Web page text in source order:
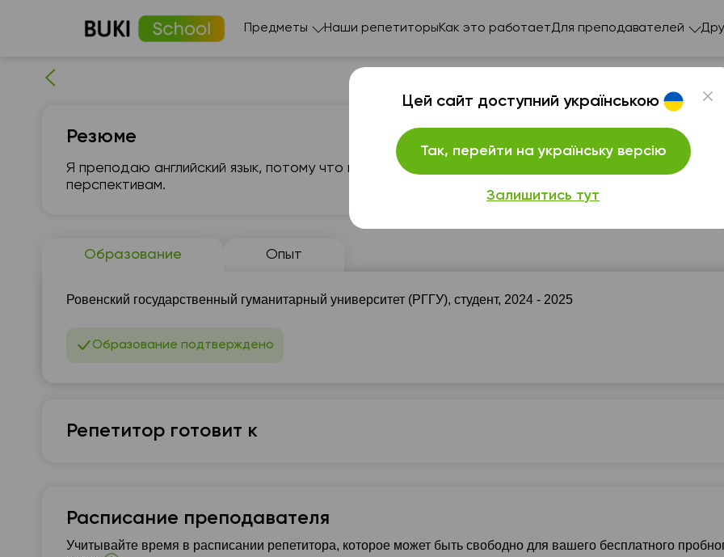
Предметы Наши репетиторыКак это работаетДля преподавателей
Резюме
Я преподаю английский язык, потому что верю, что язык является ключом к новым возможностям
перспективам.
Образование Опыт
Ровенский государственный гуманитарный университет (РГГУ), студент, 2024 - 2025
Образование подтверждено
Репетитор готовит к
Расписание преподавателя
Учитывайте время в расписании репетитора, которое может быть свободно для вашего бесплатного
вс
пн
вт
ср
свободных
свободных
свободных
Цей сайт доступний українською
Так, перейти на українську версію
Залишитись тут